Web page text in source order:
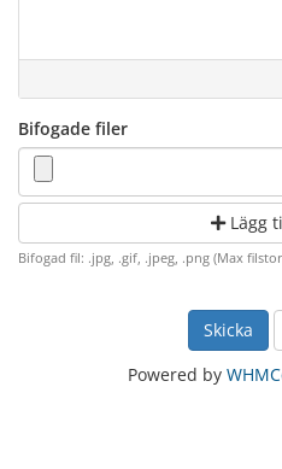
Bifogade filer
Lägg
Bifogad fil: .jpg, .gif, .jpeg, .png (Max
Powered by